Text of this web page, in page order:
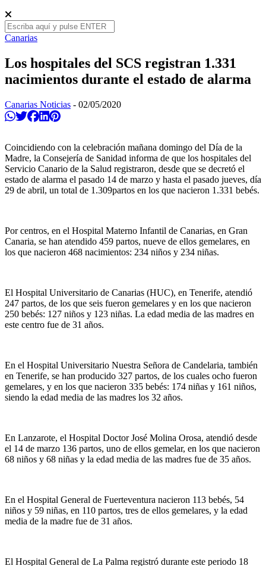
Canarias
Los hospitales del SCS registran 1.331
nacimientos durante el estado de alarma
Canarias Noticias - 02/05/2020
Compartir en Whatsapp
Twittear
Compartir en Facebook
Compartir en Linkedin
Compartir en Pinterest
Coincidiendo con la celebración mañana domingo del Día de la
Madre, la Consejería de Sanidad informa de que los hospitales del
Servicio Canario de la Salud registraron, desde que se decretó el
estado de alarma el pasado 14 de marzo y hasta el pasado jueves, día
29 de abril, un total de 1.309partos en los que nacieron 1.331 bebés.
Por centros, en el Hospital Materno Infantil de Canarias, en Gran
Canaria, se han atendido 459 partos, nueve de ellos gemelares, en
los que nacieron 468 nacimientos: 234 niños y 234 niñas.
El Hospital Universitario de Canarias (HUC), en Tenerife, atendió
247 partos, de los que seis fueron gemelares y en los que nacieron
250 bebés: 127 niños y 123 niñas. La edad media de las madres en
este centro fue de 31 años.
En el Hospital Universitario Nuestra Señora de Candelaria, también
en Tenerife, se han producido 327 partos, de los cuales ocho fueron
gemelares, y en los que nacieron 335 bebés: 174 niñas y 161 niños,
siendo la edad media de las madres los 32 años.
En Lanzarote, el Hospital Doctor José Molina Orosa, atendió desde
el 14 de marzo 136 partos, uno de ellos gemelar, en los que nacieron
68 niños y 68 niñas y la edad media de las madres fue de 35 años.
En el Hospital General de Fuerteventura nacieron 113 bebés, 54
niños y 59 niñas, en 110 partos, tres de ellos gemelares, y la edad
media de la madre fue de 31 años.​
El Hospital General de La Palma registró durante este periodo 18